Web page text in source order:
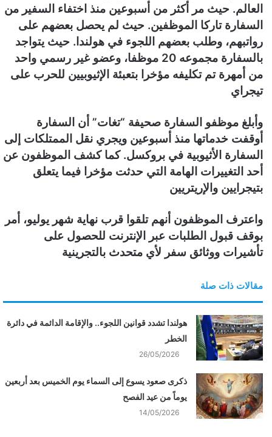
العالم. حيث مر أكثر من أسبوعين منذ اختفاء السفير من
السفارة تاركا الموظفين. حيث لم يحصل بعضهم على
رواتبهم، وطلب بعضهم اللجوء في هولندا. حيث يتواجد
بالسفارة مجموعه 20 موظفا، وعضو غير رسمي واحد
من أمهرة تم تكليفه مؤخرا بتعبئة الإثيوبيين للحرب على
تيجراي
وأبلغ موظفو السفارة صحيفة “تغات” أن السفارة
أوقفت خدماتها منذ أسبوعين ويجري نقل الممتلكات إلى
السفارة الأثيوبية في بروكسل. كما كشف الموظفون عن
أحد التغييرات الهامة التي حدثت مؤخرا فيما يتعلق
بتيجرايين والإريتريين
واعترف الموظفون أنهم تلقوا قرب نهاية شهر يوليو، أمر
بوقف قبول الطلبات عبر الإنترنت للحصول على
تأشيرات ووثائق سفر لأي متحدث بالتجرينية
مقالات ذات صلة
هولندا تشدد قوانين اللجوء.. والإقامة الدائمة في دائرة
الخطر
26/05/2026
ذكرى صعود يسوع إلى السماء يوم الخميس بعد أربعين
يوماً من عيد الفصح
14/05/2026